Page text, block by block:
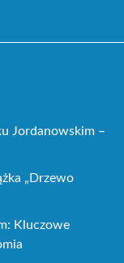
Jordanowskim –
„Drzewo
Kluczowe